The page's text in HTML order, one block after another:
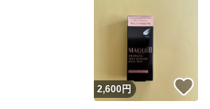
2,600円